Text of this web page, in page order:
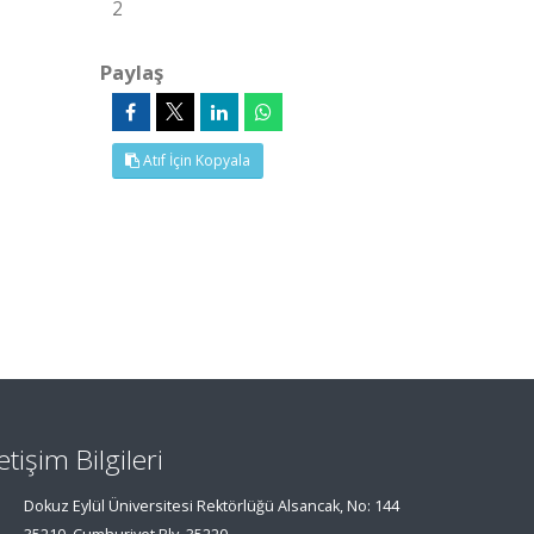
2
Paylaş
Atıf İçin Kopyala
Bilgileri
Dokuz Eylül Üniversitesi Rektörlüğü Alsancak, No: 144